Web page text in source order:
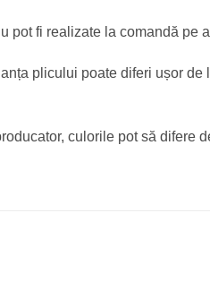
pot fi realizate la comandă pe
plicului poate diferi ușor
culorile pot să difere